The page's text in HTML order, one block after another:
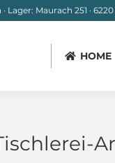
Lager: Maurach 251 ·
HOME
HOME